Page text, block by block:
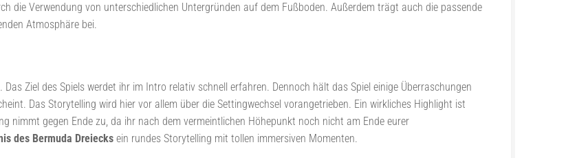
die Verwendung von unterschiedlichen Untergründen auf dem Fußboden. Außerdem trägt auch die passende
Atmosphäre bei.
Ziel des Spiels werdet ihr im Intro relativ schnell erfahren. Dennoch hält das Spiel einige Überraschungen
Das Storytelling wird hier vor allem über die Settingwechsel vorangetrieben. Ein wirkliches Highlight ist
nimmt gegen Ende zu, da ihr nach dem vermeintlichen Höhepunkt noch nicht am Ende eurer
des Bermuda Dreiecks ein rundes Storytelling mit tollen immersiven Momenten.